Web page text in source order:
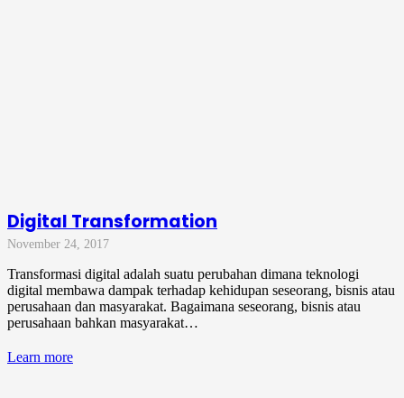
Digital Transformation
November 24, 2017
Transformasi digital adalah suatu perubahan dimana teknologi
digital membawa dampak terhadap kehidupan seseorang, bisnis atau
perusahaan dan masyarakat. Bagaimana seseorang, bisnis atau
perusahaan bahkan masyarakat…
Learn more